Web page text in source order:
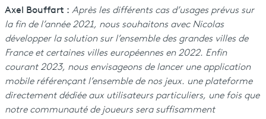
Axel Bouffart : Après les différents cas d’usages prévus sur
la fin de l’année 2021, nous souhaitons avec Nicolas
développer la solution sur l’ensemble des grandes villes de
France et certaines villes européennes en 2022. Enfin
courant 2023, nous envisageons de lancer une application
mobile référençant l’ensemble de nos jeux. une plateforme
directement dédiée aux utilisateurs particuliers, une fois que
notre communauté de joueurs sera suffisamment